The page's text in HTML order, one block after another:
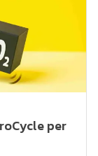
per